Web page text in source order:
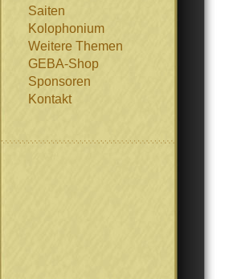
Saiten
Kolophonium
Weitere Themen
GEBA-Shop
Sponsoren
Kontakt